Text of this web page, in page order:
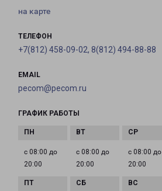
на карте
ТЕЛЕФОН
+7(812) 458-09-02, 8(812) 494-88-88
EMAIL
pecom@pecom.ru
ГРАФИК РАБОТЫ
с 08:00 до
20:00
с 08:00 до
20:00
с 08:00 до
20:00